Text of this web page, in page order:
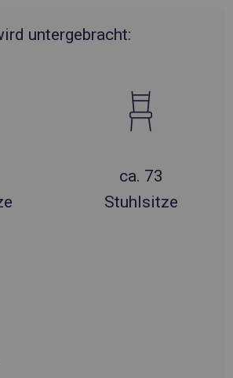
untergebracht:
ca. 73
Stuhlsitze